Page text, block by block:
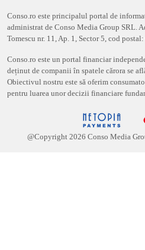
Conso.ro este principalul portal de
administrat de Conso Media Group SRL.
Tomescu nr. 11, Ap. 1, Sector 5, cod
Conso.ro este un portal financiar
deținut de companii în spatele cărora se
Obiectivul nostru este să oferim
pentru luarea unor decizii financiare
@Copyright 2026 Conso Media